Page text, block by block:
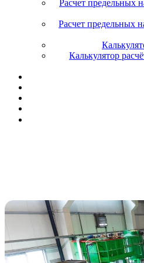
Расчет предельных
Расчет предельных
Калькулятор